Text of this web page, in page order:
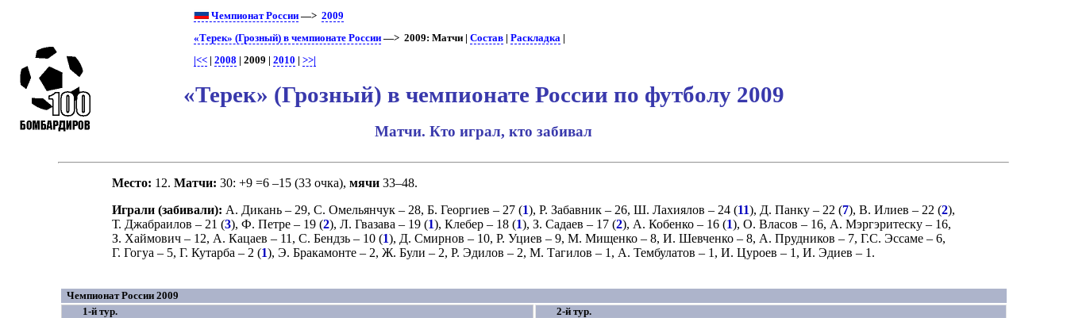
Чемпионат России—> 2009
«Терек» (Грозный) в чемпионате России—> 2009: Матчи | Состав| Раскладка |
|<<| 2008 | 2009 | 2010 | >>|
«Терек» (Грозный) в чемпионате России по футболу 2009
Матчи. Кто играл, кто забивал
Место: 12. Матчи: 30: +9 =6 –15 (33 очка), мячи 33–48.
Играли (забивали): А. Дикань– 29, С. Омельянчук– 28, Б. Георгиев – 27 (1), Р. Забавник– 26, Ш. Лахиялов – 24 (11), Д. Панку– 22 (7), В. Илиев – 22 (2),
Т. Джабраилов – 21 (3), Ф. Петре– 19 (2), Л. Гвазава – 19 (1), Клебер– 18 (1), З. Садаев – 17 (2), А. Кобенко– 16 (1), О. Власов – 16, А. Мэргэритеску– 16,
З. Хаймович– 12, А. Кацаев – 11, С. Бендзь– 10 (1), Д. Смирнов – 10, Р. Уциев – 9, М. Мищенко– 8, И. Шевченко– 8, А. Прудников – 7, Г.С. Эссаме– 6,
Г. Гогуа – 5, Г. Кутарба – 2 (1), Э. Бракамонте– 2, Ж. Були – 2, Р. Эдилов – 2, М. Тагилов – 1, А. Тембулатов – 1, И. Цуроев – 1, И. Эдиев – 1.
Чемпионат России 2009
1-й тур.
2-й тур.